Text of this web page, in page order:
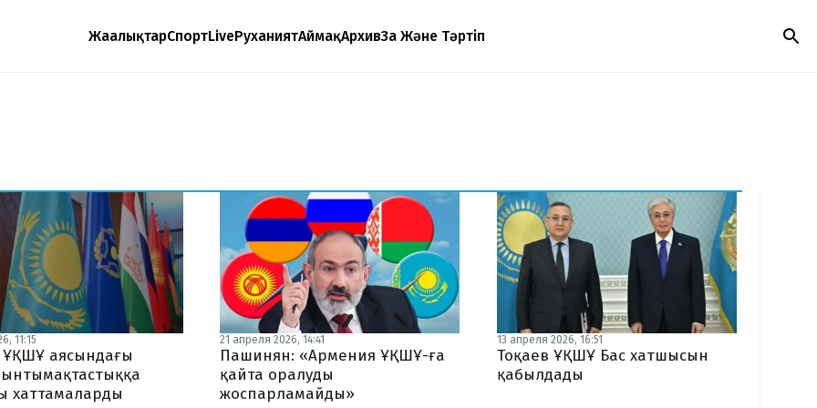
ЖаңалықтарСпортLiveРуханиятАймақАрхивЗаң Және Тәртіп
11:15
ҰҚШҰ аясындағы
хаттамаларды
21 апреля 2026, 14:41
Пашинян: «Армения ҰҚШҰ-ға
қайта оралуды
жоспарламайды»
13 апреля 2026, 16:51
Тоқаев ҰҚШҰ Бас хатшысын
қабылдады